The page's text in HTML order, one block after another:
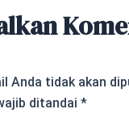
Anda tidak akan
ditandai *